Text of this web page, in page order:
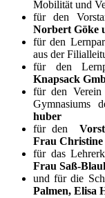
Mobilität und
für den
Norbert Göke
für den
aus der
für den
Knapsack
für den Verein
Gymnasiums
huber
für den
Frau Christine
für das
Frau Saß-
und für die
Palmen, Elisa